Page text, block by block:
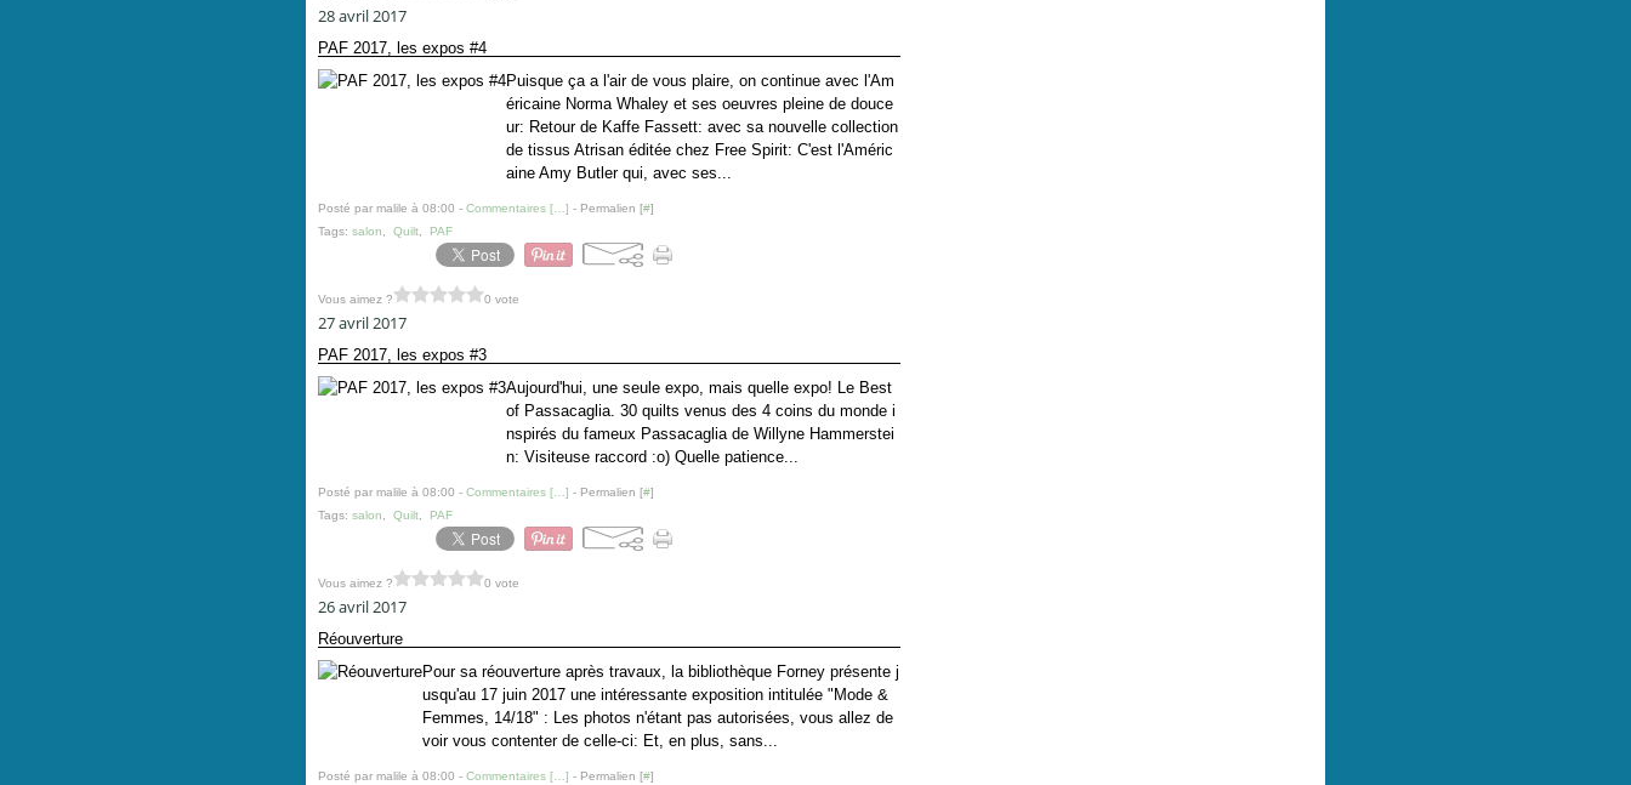
28 avril 2017
PAF 2017, les expos #4
Puisque ça a l'air de vous plaire, on continue avec l'Am
éricaine Norma Whaley et ses oeuvres pleine de douce
ur: Retour de Kaffe Fassett: avec sa nouvelle collection
de tissus Atrisan éditée chez Free Spirit: C'est l'Améric
aine Amy Butler qui, avec ses...
Posté par malile à 08:00 - Commentaires [ ] - Permalien [#]
Tags: salon Quilt PAF
Vous aimez ? 0 vote
27 avril 2017
PAF 2017, les expos #3
Aujourd'hui, une seule expo, mais quelle expo! Le Best
of Passacaglia. 30 quilts venus des 4 coins du monde i
nspirés du fameux Passacaglia de Willyne Hammerstei
n: Visiteuse raccord :o) Quelle patience...
Posté par malile à 08:00 - Commentaires [ ] - Permalien [#]
Tags: salon Quilt PAF
Vous aimez ? 0 vote
26 avril 2017
Réouverture
Pour sa réouverture après travaux, la bibliothèque Forney présente j
usqu'au 17 juin 2017 une intéressante exposition intitulée "Mode &
Femmes, 14/18" : Les photos n'étant pas autorisées, vous allez de
voir vous contenter de celle-ci: Et, en plus, sans...
Posté par malile à 08:00 - Commentaires [ ] - Permalien [#]